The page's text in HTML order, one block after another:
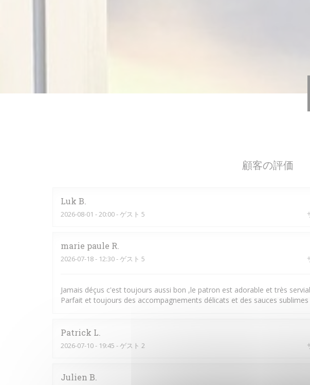
顧客の評価
Luk B
2026-08-01 - 20:00 - ゲスト 5
marie paule R
2026-07-18- 12:30 - ゲスト 5
Jamais déçus c'est toujours aussi bon ,le patron est adorable et très
Parfait et toujours des accompagnements délicats et des sauces
Patrick L
2026-07-10- 19:45 - ゲスト 2
Julien B